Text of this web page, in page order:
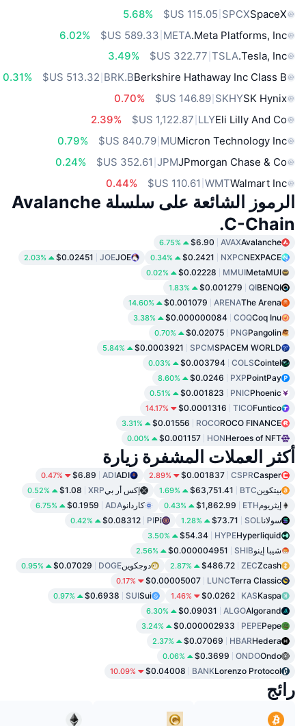
SpaceX
SPCX
5.68%
Meta Platforms, Inc.
META
6.02%
Tesla, Inc.
TSLA
3.49%
Berkshire Hathaway Inc Class B
BRK.B
0.31%
SK Hynix
SKHY
‏146.89 US$
0.70%
Eli Lilly And Co
LLY
2.39%
Micron Technology Inc
MU
‏840.79 US$
0.79%
JPmorgan Chase & Co
JPM
0.24%
Walmart Inc
WMT
0.44%
الرموز الشائعة على سلسلة Avalanche
C-Chain.
Avalanche
AVAX
$6.90
6.75%
NEXPACE
NXPC
$0.2421
0.34%
JOE
JOE
$0.02451
2.03%
MetaMUI
MMUI
$0.02228
0.02%
BENQI
QI
$0.001279
1.83%
The Arena
ARENA
$0.001079
14.60%
Coq Inu
COQ
$0.000000084
3.38%
Pangolin
PNG
$0.02075
0.70%
SPACEM WORLD
SPCM
$0.0003921
5.84%
Cointel
COLS
$0.003794
0.03%
PointPay
PXP
$0.0246
8.60%
Phoenic
PNIC
$0.001823
0.51%
Funtico
TICO
$0.0001316
14.17%
ROCO FINANCE
ROCO
$0.01556
3.31%
Heroes of NFT
HON
$0.001157
0.00%
أكثر العملات المشفرة زيارة
Casper
CSPR
$0.001837
2.89%
ADI
ADI
$6.89
0.47%
بيتكوينBTC
$63,751.41
1.69% إكس أر بيXRP
$1.08
0.52%
إيثريومETH
$1,862.99
0.43% كاردانوADA
$0.1959
6.75%
سولانا SOL
$73.71
1.28%
Pi
PI
$0.08312
0.42%
Hyperliquid
HYPE
$54.34
3.50%
شيبا إينوSHIB
$0.000004951
2.56%
Zcash
ZEC
$486.72
2.87% دوجكوينDOGE
$0.07029
0.95%
Terra Classic
LUNC
$0.00005007
0.17%
Kaspa
KAS
$0.0262
1.46%
Sui
SUI
$0.6938
0.97%
Algorand
ALGO
$0.09031
6.30%
Pepe
PEPE
$0.000002933
3.24%
Hedera
HBAR
$0.07069
2.37%
Ondo
ONDO
$0.3699
0.06%
Lorenzo Protocol
BANK
$0.04008
10.09%
رائج